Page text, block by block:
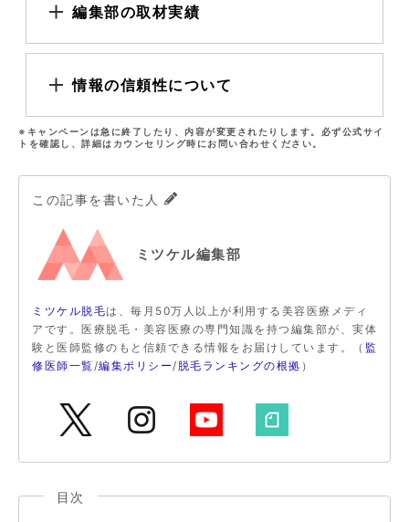
編集部の取材実績
情報の信頼性について
※キャンペーンは急に終了したり、内容が変更されたりします。必ず公式サイ
トを確認し、詳細はカウンセリング時にお問い合わせください。
この記事を書いた人
ミツケル編集部
ミツケル脱毛は、毎月50万人以上が利用する美容医療メディ
アです。医療脱毛・美容医療の専門知識を持つ編集部が、実体
験と医師監修のもと信頼できる情報をお届けしています。（ 監
修医師一覧 /編集ポリシー / 脱毛ランキングの根拠 ）
目次